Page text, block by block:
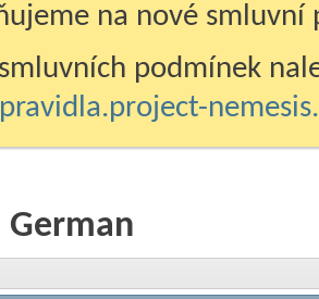
na nové smluvní
podmínek
German